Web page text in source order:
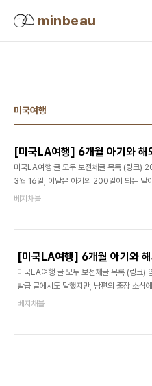
minbeau
미국여행
미국LA여행 글 모두 보전체글 목록 (링크)
3월 16일, 이날은 아기의 200일이 되는 날
리고 첫 여행이자 첫 해외여행인 날이다. 본의
쩍 지나갔다. 허츠(HERTZ)에서 렌트카와 카
받기 우여곡절 끝에 도착한 미국에서 우리는
트하기로했고, 남편은 세심하게도 카시트까
다. (렌트카 관련 상세 내용은 아마도 남편이
하지 않을까 싶다...!!!!) 나는 차로 이동하는 동
없는 세상이구나 싶었다. 나는 터미널 B 로
베지채블
미국LA여행 글 모두 보전체글 목록 (링크)
발급 글에서도 말했지만, 남편의 출장 소식
미국 여행에 도전하게 된 우리 모녀. 원래는
베지채블